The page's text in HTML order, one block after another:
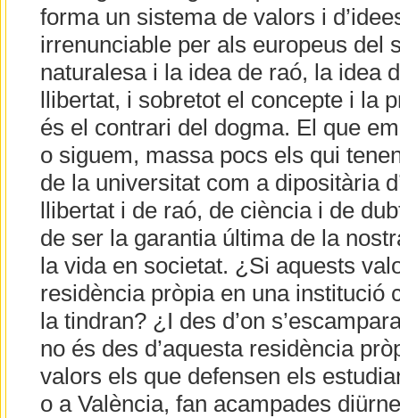
forma un sistema de valors i
irrenunciable per als europeus del
naturalesa i la idea de raó, la idea
llibertat, i sobretot el concepte i la
és el contrari del dogma. El que
o siguem, massa pocs els qui
de la universitat com a dipositària
llibertat i de raó, de ciència i de
de ser la garantia última de la
la vida en societat. ¿Si aquests
residència pròpia en una institució
la tindran? ¿I des d’on
no és des d’aquesta residència
valors els que defensen els
o a València, fan acampades